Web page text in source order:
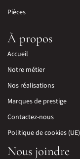
Pièces
À propos
Accueil
Notre métier
Nos réalisations
Marques de prestige
Contactez-nous
Politique de cookies (UE)
Nous joindre